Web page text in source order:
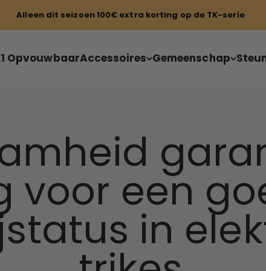
Alleen dit seizoen 100€ extra korting op de TK-serie
OpvouwbaarAccessoires Gemeenschap
voor een
in